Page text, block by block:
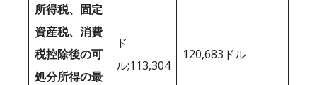
所得税、固定
資産税、消費
税控除後の可
処分所得の最
ド
ル;113,304
120,683ドル